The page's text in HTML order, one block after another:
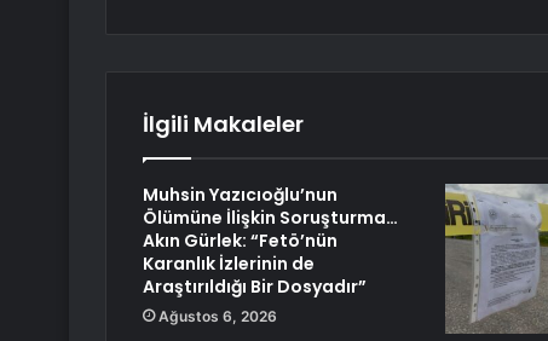
İlgili Makaleler
Muhsin Yazıcıoğlu’nun
Ölümüne İlişkin Soruşturma…
Akın Gürlek: “Fetö’nün
Karanlık İzlerinin de
Araştırıldığı Bir Dosyadır”
Ağustos 6, 2026